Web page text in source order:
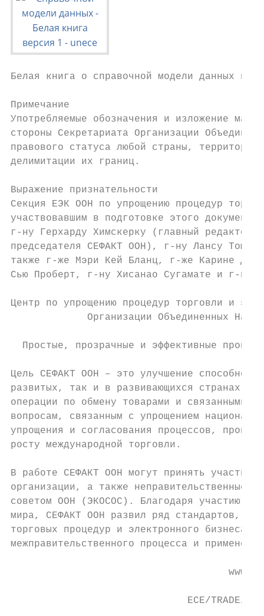
Белая книга о справочной модели данных в1
Примечание
Употребляемые обозначения и изложение
стороны Секретариата Организации
правового статуса любой страны,
делимитации их границ.
Выражение признательности
Секция ЕЭК ООН по упрощению процедур
участвовавшим в подготовке этого
г-ну Герхарду Химскерку (главный
председателя СЕФАКТ ООН), г-ну Лансу
также г-же Мэри Кей Бланц, г-же Карине
Сью Проберт, г-ну Хисанао Сугамате и г-ну
Центр по упрощению процедур торговли и
Организации Объединенных
Простые, прозрачные и эффективные
Цель СЕФАКТ ООН – это улучшение
развитых, так и в развивающихся странах и
операции по обмену товарами и связанными
вопросам, связанным с упрощением
упрощения и согласования процессов,
росту международной торговли.
В работе СЕФАКТ ООН могут принять участие
организации, а также неправительственные
советом ООН (ЭКОСОС). Благодаря участию
мира, СЕФАКТ ООН развил ряд стандартов,
торговых процедур и электронного бизнеса,
межправительственного процесса и
ECE/TRADE/C/